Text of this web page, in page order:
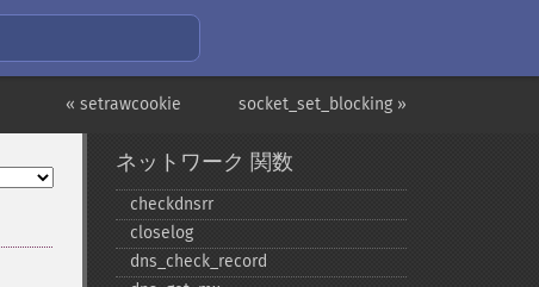
socket_set_blocking »
« setrawcookie
ネットワーク 関数
checkdnsrr
closelog
dns_​check_​record